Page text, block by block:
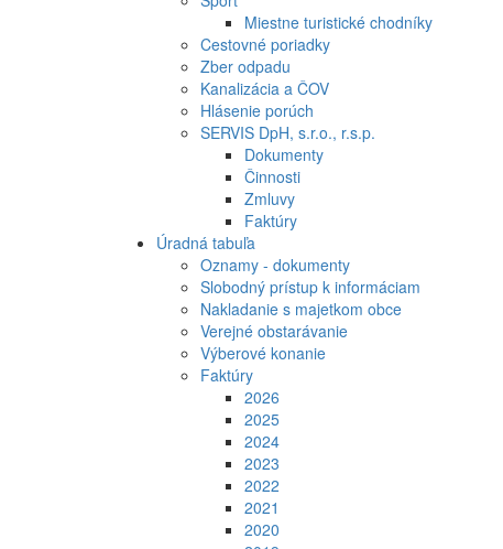
Miestne turistické chodníky
Cestovné poriadky
Zber odpadu
Kanalizácia a ČOV
Hlásenie porúch
SERVIS DpH, s.r.o., r.s.p.
Dokumenty
Činnosti
Zmluvy
Faktúry
Úradná tabuľa
Oznamy - dokumenty
Slobodný prístup k informáciam
Nakladanie s majetkom obce
Verejné obstarávanie
Výberové konanie
Faktúry
2026
2025
2024
2023
2022
2021
2020